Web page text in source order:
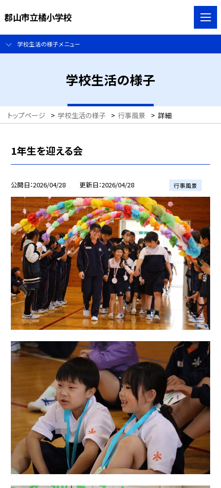
郡山市立橘小学校
学校生活の様子メニュー
学校生活の様子
トップページ > 学校生活の様子 > 行事風景 > 詳細
1年生を迎える会
公開日 2026/04/28 更新日 2026/04/28 行事風景